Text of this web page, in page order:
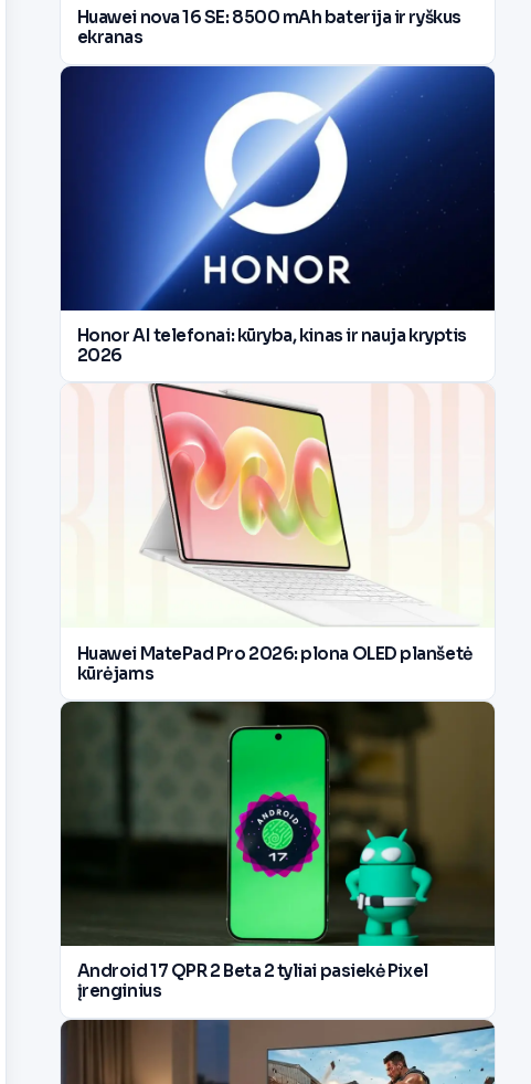
Huawei nova 16 SE: 8500 mAh baterija ir ryškus
ekranas
Honor AI telefonai: kūryba, kinas ir nauja kryptis
2026
Huawei MatePad Pro 2026: plona OLED planšetė
kūrėjams
Android 17 QPR 2 Beta 2 tyliai pasiekė Pixel
įrenginius